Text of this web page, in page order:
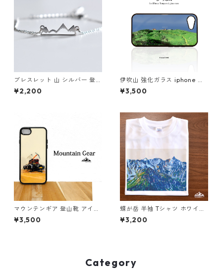
ブレスレット 山 シルバー 登山
アクセサリー アウトドア
¥2,200
伊吹山 強化ガラス iphone ス
マホケース スマホカバーアウ
トドア 登山 山 ブルー
¥3,500
マウンテンギア 登山靴 アイゼ
ン ピッケル 強化ガラス iphon
e スマホケース スマホカバー
¥3,500
蝶が岳 半袖 Tシャツ ホワイト
ドライ 吸水速乾 山 登山 アウ
トドア 山Tシャツ 山のイラス
¥3,200
Category